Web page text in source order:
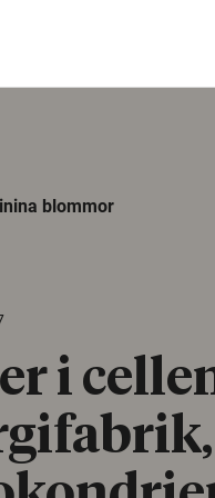
blommor
i